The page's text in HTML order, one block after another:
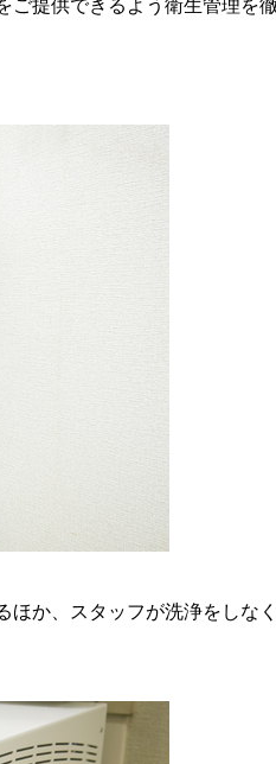
提供できるよう衛生管理を
か、スタッフが洗浄をしな